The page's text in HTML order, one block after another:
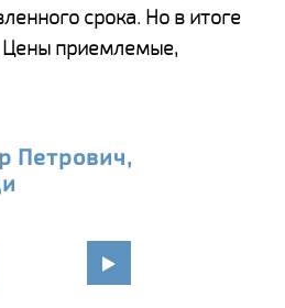
срока. Но в итоге
Цены приемлемые,
Петрович,